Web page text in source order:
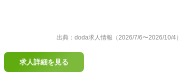
出典：doda求人情報（2026/7/6〜2026/10/4
求人詳細を見る